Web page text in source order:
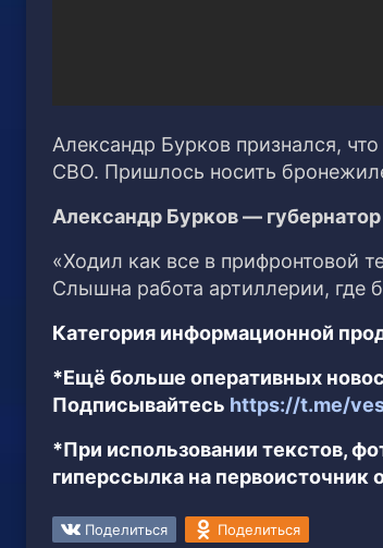
Александр Бурков признался,
СВО. Пришлось носить
Александр Бурков —
«Ходил как все в прифронтовой
Слышна работа артиллерии, где
Категория информационной
*Ещё больше оперативных
Подписывайтесь https://t.me/
*При использовании текстов,
гиперссылка на первоисточник
Поделиться Поделиться